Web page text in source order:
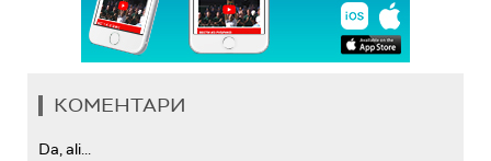
КОМЕНТАРИ
Da, ali...